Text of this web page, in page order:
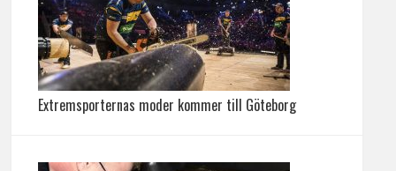
Extremsporternas moder kommer till Göteborg